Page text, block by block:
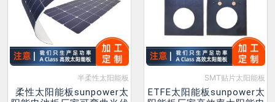
半柔性太阳能板
柔性太阳能板sunpower太
SMT贴片太阳能板
ETFE太阳能板sunpower太